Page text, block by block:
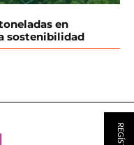
en
sostenibilidad